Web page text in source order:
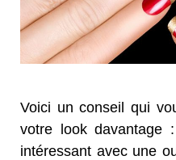
Voici un conseil qui
votre look davantage
intéressant avec une